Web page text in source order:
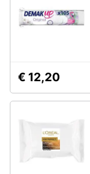
€ 12,20